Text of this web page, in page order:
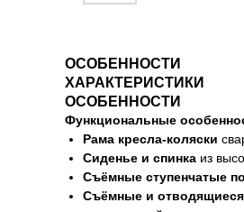
ОСОБЕННОСТИ
ХАРАКТЕРИСТИКИ
ОСОБЕННОСТИ
Функциональные
Рама кресла-коляски
Сиденье и спинка из
Съёмные ступенчатые
Съёмные и